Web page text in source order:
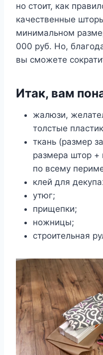
но стоит, как
качественные
минимальном
000 руб. Но,
вы сможете
Итак, вам
жалюзи,
толстые
ткань (размер
размера штор +
по всему
клей для
утюг;
прищепки;
ножницы;
строительная